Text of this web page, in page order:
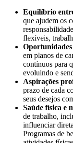
Equilíbrio
que ajudem os
flexíveis,
Oportunidades
em planos de
contínuos para
evoluindo e
Aspirações
prazo de cada
seus desejos
Saúde física e
de trabalho,
influenciar
Programas de